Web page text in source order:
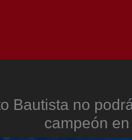
Bautista no
campeón